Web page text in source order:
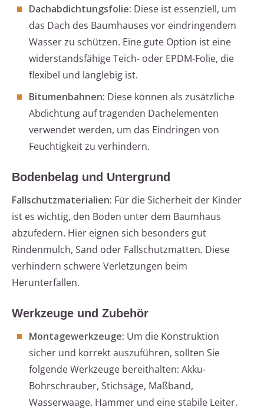
Dachabdichtungsfolie: Diese ist essenziell, um
das Dach des Baumhauses vor eindringendem
Wasser zu schützen. Eine gute Option ist eine
widerstandsfähige Teich- oder EPDM-Folie, die
flexibel und langlebig ist.
Bitumenbahnen: Diese können als zusätzliche
Abdichtung auf tragenden Dachelementen
verwendet werden, um das Eindringen von
Feuchtigkeit zu verhindern.
Bodenbelag und Untergrund
Fallschutzmaterialien: Für die Sicherheit der Kinder
ist es wichtig, den Boden unter dem Baumhaus
abzufedern. Hier eignen sich besonders gut
Rindenmulch, Sand oder Fallschutzmatten. Diese
verhindern schwere Verletzungen beim
Herunterfallen.
Werkzeuge und Zubehör
Montagewerkzeuge: Um die Konstruktion
sicher und korrekt auszuführen, sollten Sie
folgende Werkzeuge bereithalten: Akku-
Bohrschrauber, Stichsäge, Maßband,
Wasserwaage, Hammer und eine stabile Leiter.